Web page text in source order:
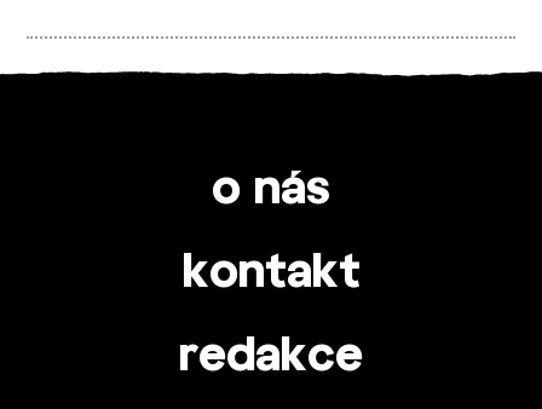
o nás
kontakt
redakce